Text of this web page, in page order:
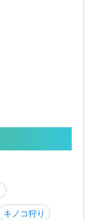
キノコ狩り